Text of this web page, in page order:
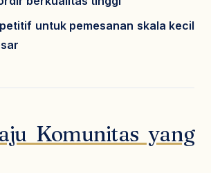
untuk pemesanan skala kecil
Komunitas yang